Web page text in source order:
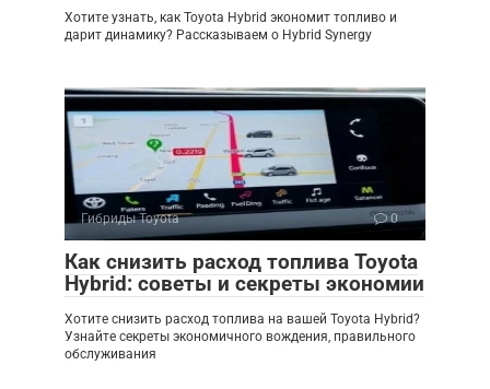
Хотите узнать, как Toyota Hybrid экономит топливо и
дарит динамику? Рассказываем о Hybrid Synergy
Гибриды Toyota 0
Как снизить расход топлива Toyota
Hybrid: советы и секреты экономии
Хотите снизить расход топлива на вашей Toyota Hybrid?
Узнайте секреты экономичного вождения, правильного
обслуживания